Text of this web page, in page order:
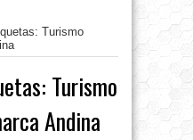
Turismo
Turismo
Andina